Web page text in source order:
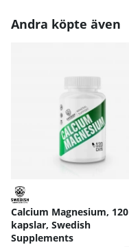
Andra köpte även
Calcium Magnesium, 120
kapslar, Swedish
Supplements